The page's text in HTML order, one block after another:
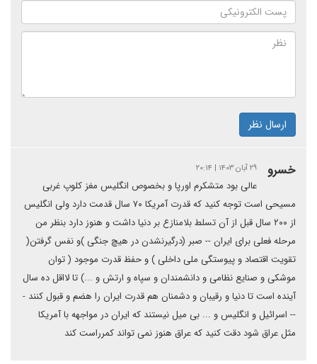
ارسال نظر
خسرو ۲۹ آبان ۱۴۰۳ | ۲۰:۱۴
عالی بود متشکرم اورپا و بخصوص انگلیس مغز کلوپ غربی
مسیحی است توجه کنید که قدرت آمریکا ۷۰ سال قدمت دارد ولی انگلیس
از ۲۰۰ سال قبل از آن تسلط بلامنازع بر دنیا داشت و هنوز دارد بنظر من
مرحله فعلی برای ایران -- صبر (درگیرنشدن در هیچ جنگی )و نفس گرفتن(
تقویت اقتصاد و پیوستگی ملی داخلی ) و حفظ قدرت موجود ( توان
موشکی و صنایع نظامی و دانشمندان و سپاه و ارتش و ...) تا لااقل ده سال
آینده است تا دنیا و رقیبان و دشمنان هم قدرت ایران را هضم و قبول کنند -
-- اسرائیل و انگلیس و ... بی میل نیستند که ایران در مواجهه با آمریکا
مثل عراق شود دقت کنید که عراق هنوز نمی تواند کمرراست کند